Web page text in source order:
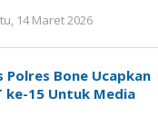
14 Maret 2026
Polres Bone Ucapkan
ke-15 Untuk Media